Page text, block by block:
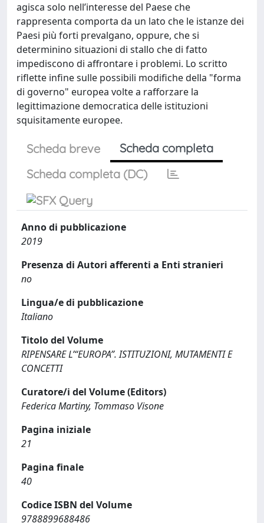
agisca solo nell’interesse del Paese che
rappresenta comporta da un lato che le istanze dei
Paesi più forti prevalgano, oppure, che si
determinino situazioni di stallo che di fatto
impediscono di affrontare i problemi. Lo scritto
riflette infine sulle possibili modifiche della "forma
di governo" europea volte a rafforzare la
legittimazione democratica delle istituzioni
squisitamente europee.
Scheda breve
Scheda completa
Scheda completa (DC)
Anno di pubblicazione
2019
Presenza di Autori afferenti a Enti stranieri
no
Lingua/e di pubblicazione
Italiano
Titolo del Volume
RIPENSARE L’“EUROPA”. ISTITUZIONI, MUTAMENTI E
CONCETTI
Curatore/i del Volume (Editors)
Federica Martiny, Tommaso Visone
Pagina iniziale
21
Pagina finale
40
Codice ISBN del Volume
9788899688486